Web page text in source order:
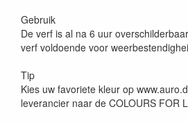
Gebruik
De verf is al na 6 uur
verf voldoende voor
Tip
Kies uw favoriete kleur op
leverancier naar de COLOURS FOR